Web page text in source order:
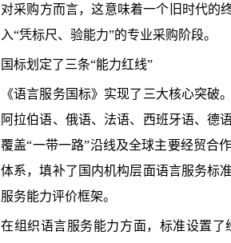
对采购方而言，这意味着一个旧时代
入“凭标尺、验能力”的专业采购阶段。
国标划定了三条“能力红线”
《语言服务国标》实现了三大核心突破
阿拉伯语、俄语、法语、西班牙语、德
覆盖“一带一路”沿线及全球主要经贸合
体系，填补了国内机构层面语言服务标
服务能力评价框架。
在组织语言服务能力方面，标准设置